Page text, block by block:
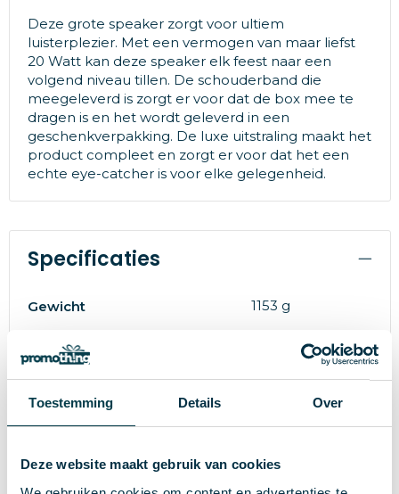
Toestemming Details Over
Deze website maakt gebruik van cookies
Deze grote speaker zorgt voor ultiem
luisterplezier. Met een vermogen van maar liefst
20 Watt kan deze speaker elk feest naar een
volgend niveau tillen. De schouderband die
meegeleverd is zorgt er voor dat de box mee te
dragen is en het wordt geleverd in een
geschenkverpakking. De luxe uitstraling maakt het
product compleet en zorgt er voor dat het een
echte eye-catcher is voor elke gelegenheid.
Specificaties
Gewicht 1153 g
Merk Toppoint
Materiaal ABS
Artikelnummer
Hoogte 10 cm